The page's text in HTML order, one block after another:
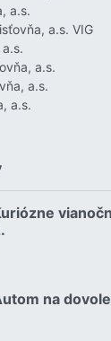
a.s.
a.s. VIG
a.s.
a.s.
a.s.
| |
na|